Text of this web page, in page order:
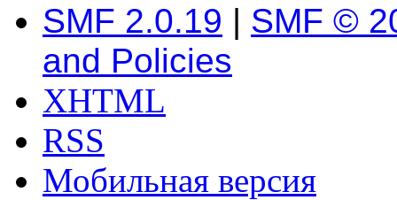
SMF 2.0.19 | SMF ©
and Policies
XHTML
RSS
Мобильная версия